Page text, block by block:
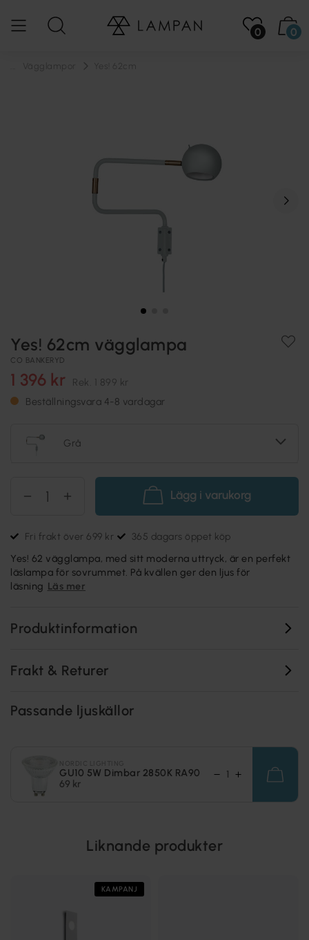
0 0
Yes! 62cm vägglampa
CO BANKERYD
1 396 kr Rek. 1 899 kr
Beställningsvara 4-8 vardagar
Grå
Lägg i varukorg
Fri frakt över 699 kr 365 dagars öppet köp
Yes! 62 vägglampa, med sitt moderna uttryck, är en perfekt
läslampa för sovrummet. På kvällen ger den ljus för
läsning Läs mer
Produktinformation
Frakt & Returer
Passande ljuskällor
GU10 5W Dimbar 2850K RA90
69 kr
Liknande produkter
KAMPANJ